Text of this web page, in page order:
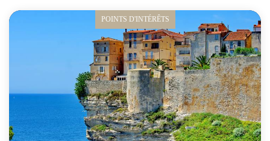
POINTS D'INTÉRÊTS